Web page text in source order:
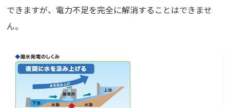
できますが、電力不足を完全に解消することはできませ
ん。